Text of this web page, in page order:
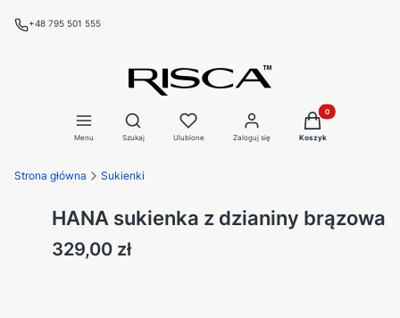
+48 795 501 555
Menu
Otwórz wyszukiwarkę
Szukaj Ulubione Zaloguj się
Produkty w
Koszyk
Strona główna Sukienki
HANA sukienka z dzianiny brązowa
Cena
329,00 zł